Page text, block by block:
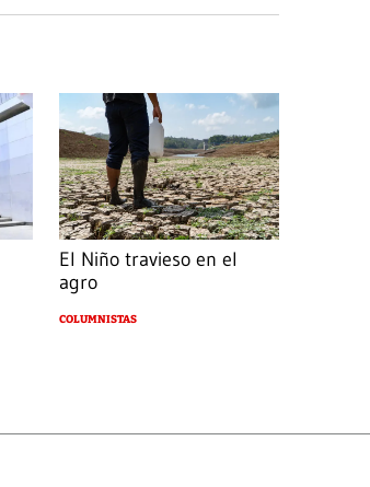
El Niño travieso en el
agro
COLUMNISTAS